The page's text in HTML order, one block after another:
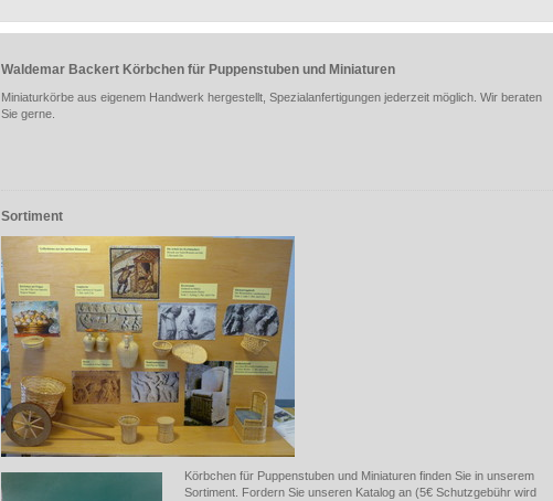
Waldemar Backert Körbchen für Puppenstuben und Miniaturen
Miniaturkörbe aus eigenem Handwerk hergestellt, Spezialanfertigungen jederzeit möglich. Wir beraten
Sie gerne.
Sortiment
Körbchen für Puppenstuben und Miniaturen finden Sie in unserem
Sortiment. Fordern Sie unseren Katalog an (5€ Schutzgebühr wird